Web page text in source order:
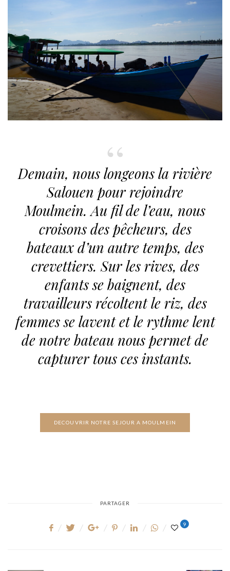
Demain, nous longeons la rivière
Salouen pour rejoindre
Moulmein. Au fil de l’eau, nous
croisons des pêcheurs, des
bateaux d’un autre temps, des
crevettiers. Sur les rives, des
enfants se baignent, des
travailleurs récoltent le riz, des
femmes se lavent et le rythme lent
de notre bateau nous permet de
capturer tous ces instants.
DECOUVRIR NOTRE SEJOUR A MOULMEIN
PARTAGER
9